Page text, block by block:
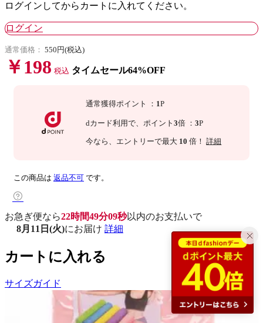
ログインしてからカートに入れてください。
ログイン
通常価格： 550円(税込)
￥198 税込 タイムセール64%OFF
通常獲得ポイント ： 1P
dカード利用で、ポイント3倍 ：3P
今なら 、エントリーで最大 10 倍！詳細
この商品は 返品不可 です。
お急ぎ便なら22時間49分08秒以内のお支払いで
8月11日(火)にお届け 詳細
カートに入れる
サイズガイド